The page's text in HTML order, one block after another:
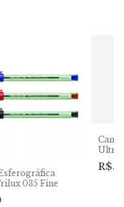
035 Fine